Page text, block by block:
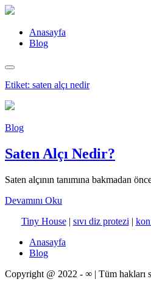
Anasayfa
Blog
Etiket: saten alçı nedir
Blog
Saten Alçı Nedir?
Saten alçının tanımına bakmadan
Devamını Oku
Tiny House| sıvı diz protezi |
Anasayfa
Blog
Copyright @ 2022 - ∞ | Tüm hakları